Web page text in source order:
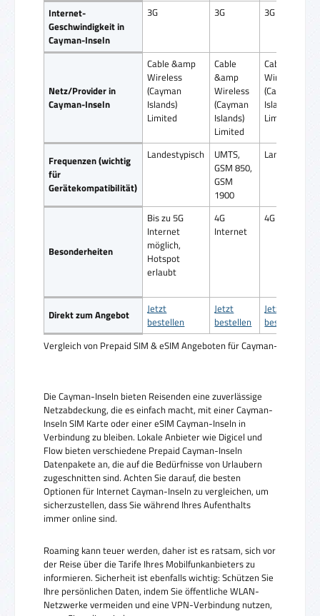
Vergleich von Prepaid SIM & eSIM Angeboten für Cayman-Inseln
Internet-
Geschwindigkeit in
Cayman-Inseln
3G 3G 3G
Netz/Provider in
Cayman-Inseln
Cable &amp
Wireless
(Cayman
Islands)
Limited
Cable
&amp
Wireless
(Cayman
Islands)
Limited
Cable &amp
Wireless
(Cayman
Islands)
Limited
Frequenzen (wichtig
für
Gerätekompatibilität)
Landestypisch
UMTS,
GSM 850,
GSM
1900
Besonderheiten
Bis zu 5G
Internet
möglich,
Hotspot
erlaubt
4G
Internet
4G Internet
Direkt zum Angebot
Jetzt
bestellen
Jetzt
bestellen
Jetzt
bestellen
Die Cayman-Inseln bieten Reisenden eine zuverlässige
Netzabdeckung, die es einfach macht, mit einer Cayman-
Inseln SIM Karte oder einer eSIM Cayman-Inseln in
Verbindung zu bleiben. Lokale Anbieter wie Digicel und
Flow bieten verschiedene Prepaid Cayman-Inseln
Datenpakete an, die auf die Bedürfnisse von Urlaubern
zugeschnitten sind. Achten Sie darauf, die besten
Optionen für Internet Cayman-Inseln zu vergleichen, um
sicherzustellen, dass Sie während Ihres Aufenthalts
immer online sind.
Roaming kann teuer werden, daher ist es ratsam, sich vor
der Reise über die Tarife Ihres Mobilfunkanbieters zu
informieren. Sicherheit ist ebenfalls wichtig: Schützen Sie
Ihre persönlichen Daten, indem Sie öffentliche WLAN-
Netzwerke vermeiden und eine VPN-Verbindung nutzen,